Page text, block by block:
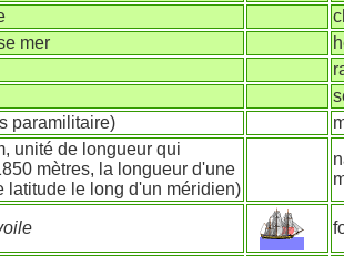
mer
paramilitaire)
unité de longueur qui
mètres, la longueur d'une
latitude le long d'un méridien)